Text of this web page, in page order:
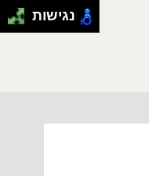
נגישות